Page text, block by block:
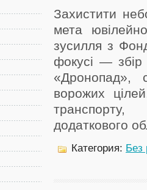
Захистити
мета
зусилля з
фокусі — збір
«Дронопад»,
ворожих
транспорту,
додаткового
Категория: Без